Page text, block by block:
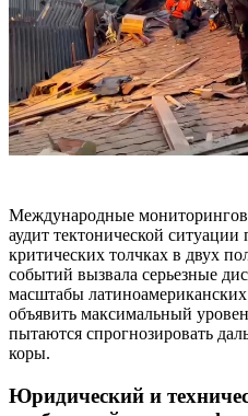
Международные
аудит тектонической
критических толчках в двух
событий вызвала серьезные
масштабы
объявить максимальный
пытаются спрогнозировать
коры.
Юридический и